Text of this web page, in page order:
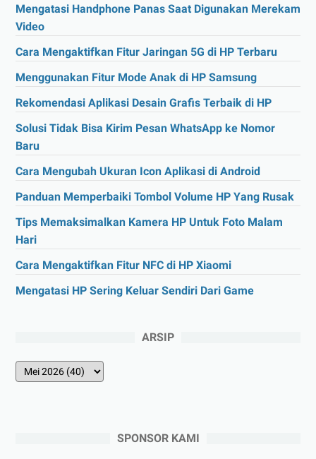
Mengatasi Handphone Panas Saat Digunakan Merekam
Video
Cara Mengaktifkan Fitur Jaringan 5G di HP Terbaru
Menggunakan Fitur Mode Anak di HP Samsung
Rekomendasi Aplikasi Desain Grafis Terbaik di HP
Solusi Tidak Bisa Kirim Pesan WhatsApp ke Nomor
Baru
Cara Mengubah Ukuran Icon Aplikasi di Android
Panduan Memperbaiki Tombol Volume HP Yang Rusak
Tips Memaksimalkan Kamera HP Untuk Foto Malam
Hari
Cara Mengaktifkan Fitur NFC di HP Xiaomi
Mengatasi HP Sering Keluar Sendiri Dari Game
ARSIP
SPONSOR KAMI